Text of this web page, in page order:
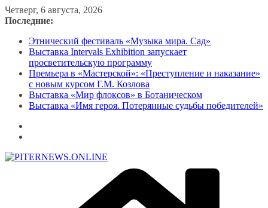
Перейти
к
Четверг, 6 августа, 2026
Последние:
Этнический фестиваль «Музыка мира. Сад»
Выставка Intervals Exhibition запускает
просветительскую программу
Премьера в «Мастерской»: «Преступление и наказание»
с новым курсом Г.М. Козлова
Выставка «Мир флоксов» в Ботаническом
Выставка «Имя героя. Потерянные судьбы победителей»